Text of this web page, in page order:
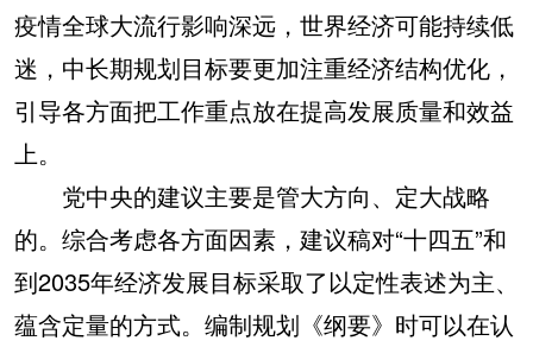
疫情全球大流行影响深远，世界经济可能持续低
迷，中长期规划目标要更加注重经济结构优化，
引导各方面把工作重点放在提高发展质量和效益
上。
党中央的建议主要是管大方向、定大战略
的。综合考虑各方面因素，建议稿对“十四五”和
到2035年经济发展目标采取了以定性表述为主、
蕴含定量的方式。编制规划《纲要》时可以在认